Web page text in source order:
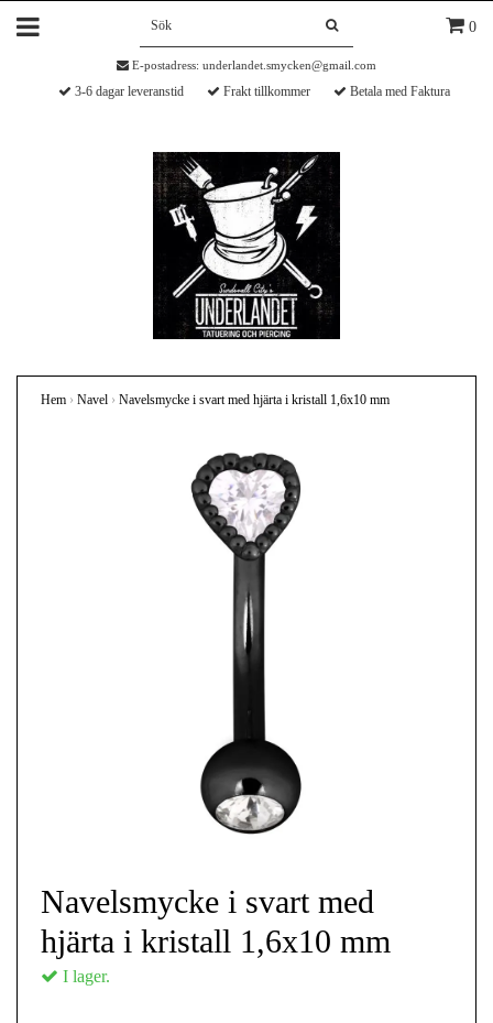
0
E-postadress: underlandet.smycken@gmail.com
3-6 dagar leveranstid Frakt tillkommer Betala med Faktura
Hem › Navel › Navelsmycke i svart med hjärta i kristall 1,6x10 mm
Navelsmycke i svart med
hjärta i kristall 1,6x10 mm
I lager.